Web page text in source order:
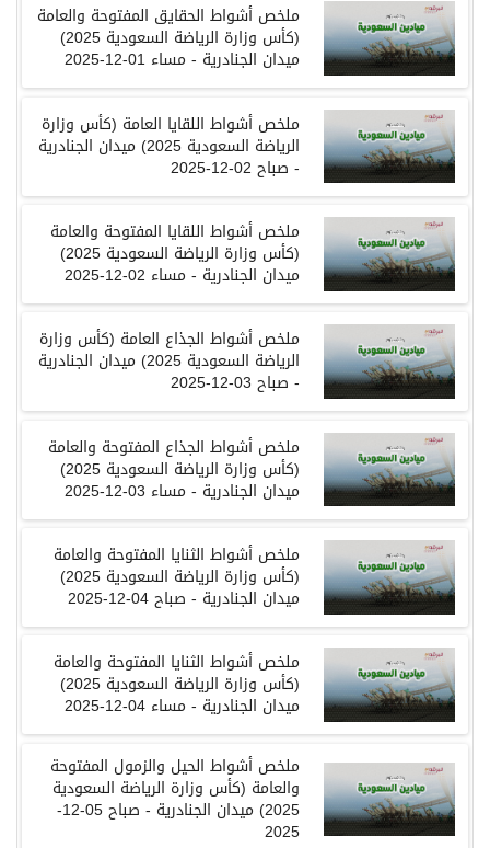
ملخص أشواط الحقايق المفتوحة والعامة
(كأس وزارة الرياضة السعودية 2025 )
ميدان الجنادرية -مساء 01-12-2025
ملخص أشواط اللقايا العامة (كأس وزارة
الرياضة السعودية 2025)ميدان الجنادرية
-صباح 02-12-2025
ملخص أشواط اللقايا المفتوحة والعامة
(كأس وزارة الرياضة السعودية 2025)
ميدان الجنادرية -مساء 02-12-2025
ملخص أشواط الجذاع العامة (كأس وزارة
الرياضة السعودية 2025)ميدان الجنادرية
-صباح 03-12-2025
ملخص أشواط الجذاع المفتوحة والعامة
(كأس وزارة الرياضة السعودية 2025)
ميدان الجنادرية -مساء 03-12-2025
ملخص أشواط الثنايا المفتوحة والعامة
(كأس وزارة الرياضة السعودية 2025)
ميدان الجنادرية -صباح04-12-2025
ملخص أشواط الثنايا المفتوحة والعامة
(كأس وزارة الرياضة السعودية 2025)
ميدان الجنادرية -مساء 04-12-2025
ملخص أشواط الحيل والزمول المفتوحة
والعامة (كأس وزارة الرياضة السعودية
2025)ميدان الجنادرية -صباح 05-12-
2025